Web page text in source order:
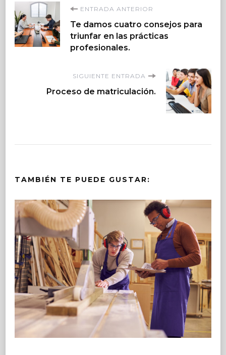
Navegación
de
ENTRADA ANTERIOR
Te damos cuatro consejos para
triunfar en las prácticas
profesionales.
SIGUIENTE ENTRADA
Proceso de matriculación.
TAMBIÉN TE PUEDE GUSTAR: